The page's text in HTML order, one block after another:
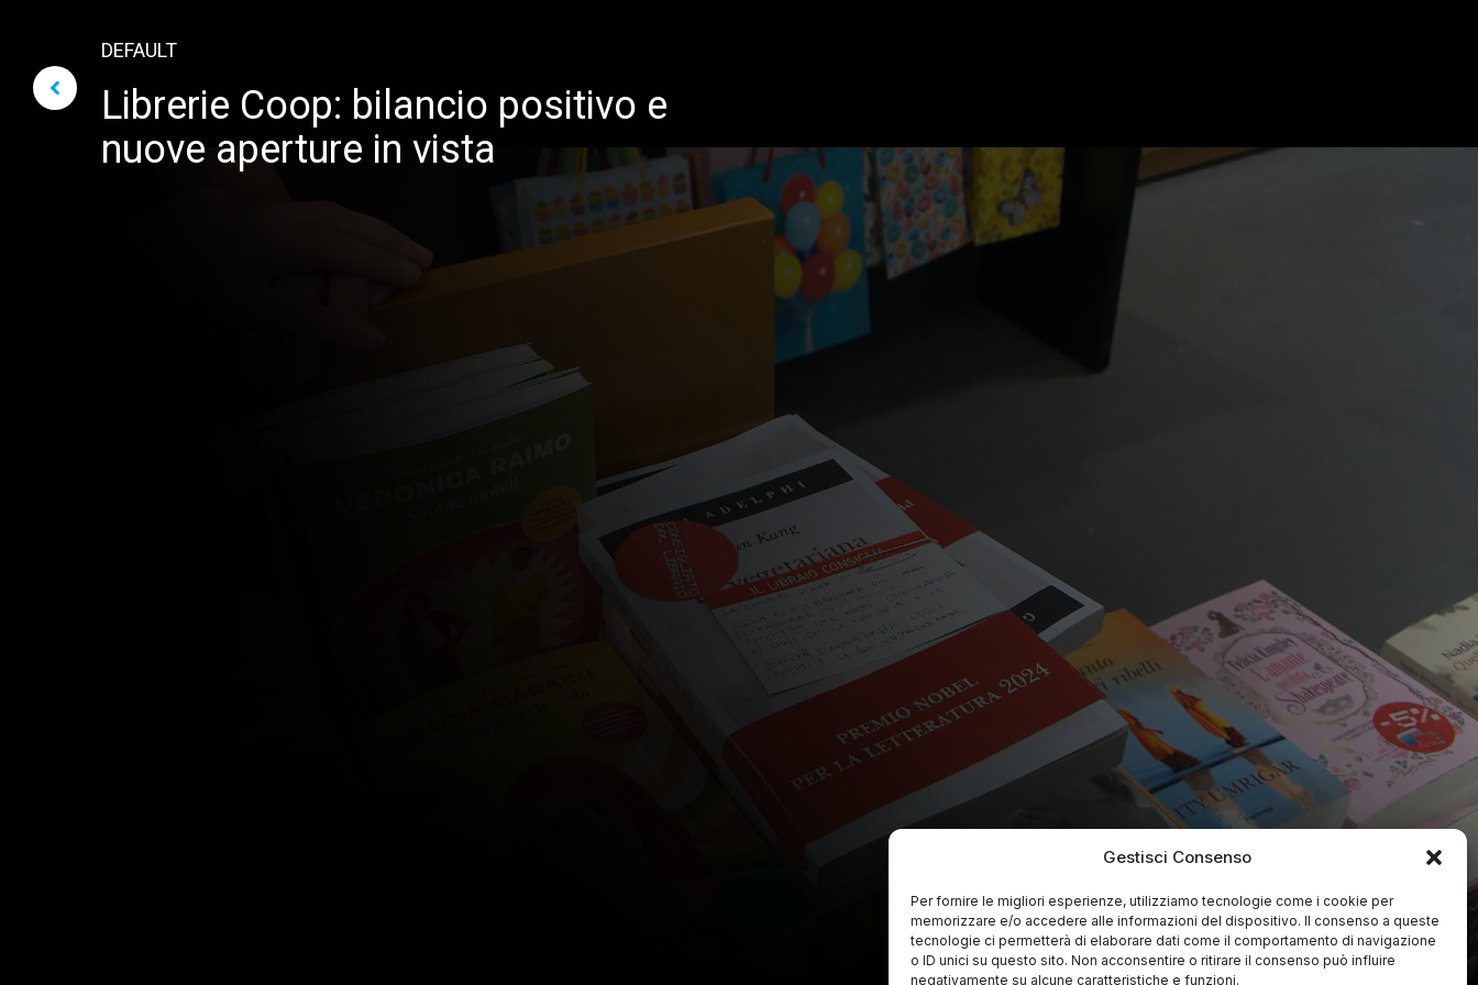
Gestisci Consenso
Per fornire le migliori esperienze, utilizziamo tecnologie come i cookie per
memorizzare e/o accedere alle informazioni del dispositivo. Il consenso a queste
tecnologie ci permetterà di elaborare dati come il comportamento di navigazione
o ID unici su questo sito. Non acconsentire o ritirare il consenso può influire
negativamente su alcune caratteristiche e funzioni.